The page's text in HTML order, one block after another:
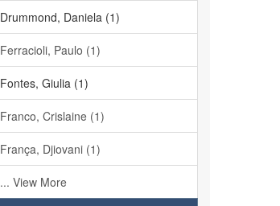
Drummond, Daniela (1)
Ferracioli, Paulo (1)
Fontes, Giulia (1)
Franco, Crislaine (1)
França, Djiovani (1)
... View More